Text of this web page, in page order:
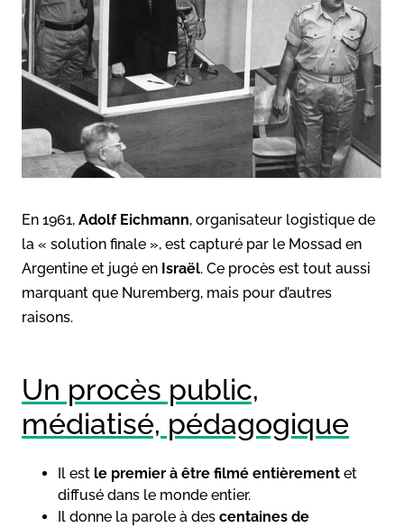
En 1961, Adolf Eichmann, organisateur logistique de
la « solution finale », est capturé par le Mossad en
Argentine et jugé en Israël. Ce procès est tout aussi
marquant que Nuremberg, mais pour d’autres
raisons.
Un procès public,
médiatisé, pédagogique
Il est le premier à être filmé entièrement et
diffusé dans le monde entier.
Il donne la parole à des centaines de